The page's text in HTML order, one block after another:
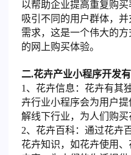
以帮助企业提高重复购
吸引不同的用户群体，
需求，这是一个伟大的
的网上购买体验。
二.花卉产业小程序开发有
1、花卉信息：花卉有其
卉行业小程序会为用户
解线下行业，为人们购
2、花卉百科：通过花卉
花卉知识，如花卉使用